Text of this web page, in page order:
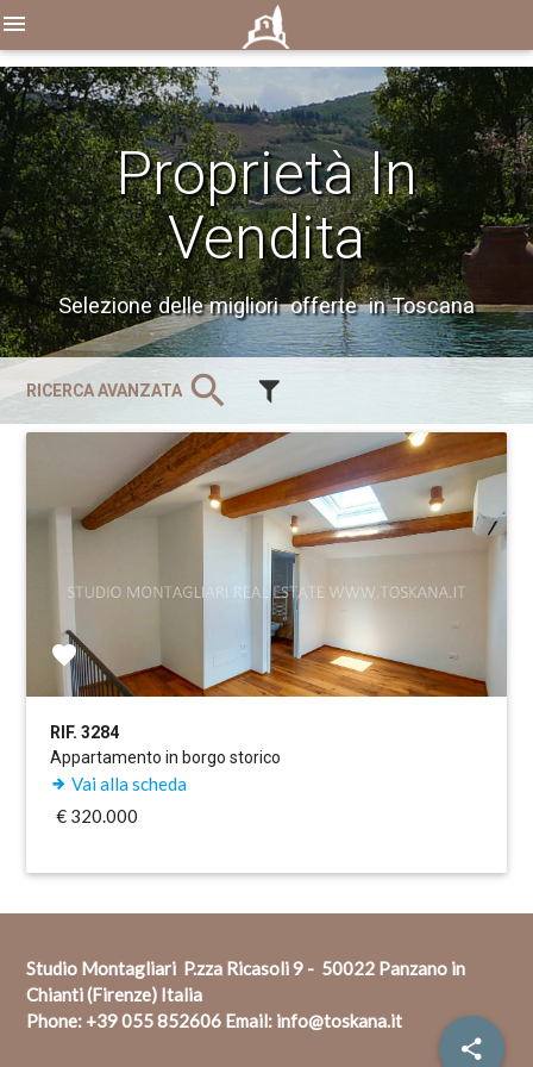
menu
RICERCA AVANZATA search
Proprietà In
Vendita
Selezione delle migliori offerte in Toscana
RIF. 3284
Appartamento in borgo storico
Vai alla scheda
€ 320.000
Studio Montagliari P.zza Ricasoli 9 - 50022 Panzano in
Chianti (Firenze) Italia
Phone: +39 055 852606 Email: info@toskana.it